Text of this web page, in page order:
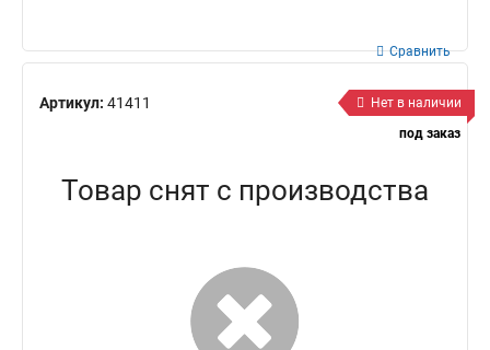
Артикул: 41411
Сравнить
Нет в наличии
под заказ
Товар снят с производства